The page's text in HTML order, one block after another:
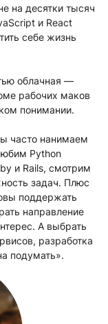
на десятки тысяч
и React
себе жизнь
облачная —
рабочих маков
понимании.
часто нанимаем
Python
и Rails, смотрим
задач. Плюс
поддержать
направление
А выбрать
разработка
подумать».